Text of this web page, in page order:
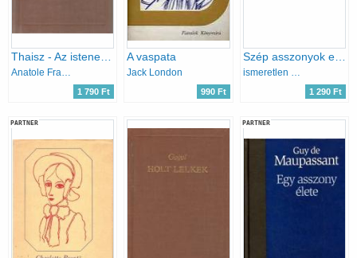
1 790 Ft
A vaspata
Jack London
990 Ft
Szép asszonyok egy gazdag házban I-II.
1 290 Ft
PARTNER PARTNER